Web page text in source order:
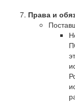
Права и